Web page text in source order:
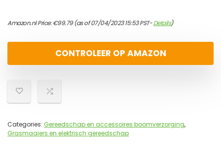
Amazon.nl Price:€99.79(as of 07/04/2023 15:53 PST-Details)
CONTROLEER OP AMAZON
Categories: Gereedschap en accessoires boomverzorging,
Grasmaaiers en elektrisch gereedschap